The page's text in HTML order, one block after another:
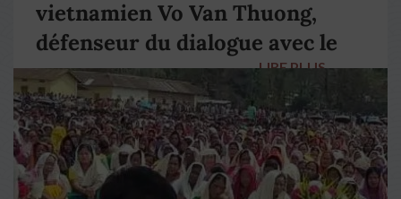
vietnamien Vo Van Thuong,
défenseur du dialogue avec le
pape François
LIRE PLUS →